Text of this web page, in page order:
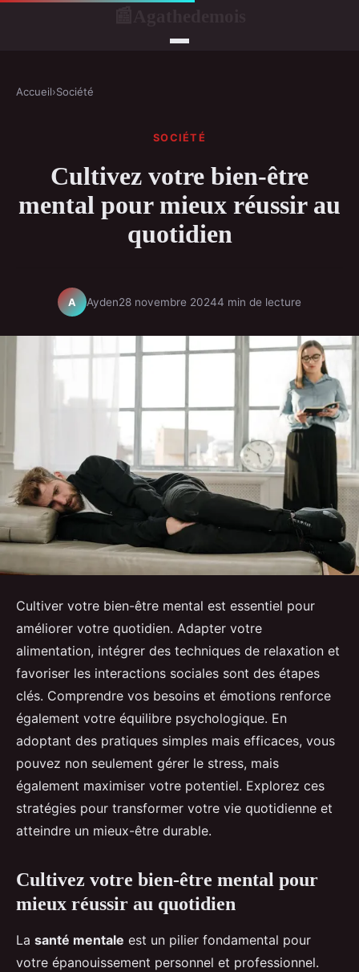
Accueil›Société
SOCIÉTÉ
Cultivez votre bien-être
mental pour mieux réussir au
quotidien
A Ayden28 novembre 20244 min de lecture
Cultiver votre bien-être mental est essentiel pour
améliorer votre quotidien. Adapter votre
alimentation, intégrer des techniques de relaxation et
favoriser les interactions sociales sont des étapes
clés. Comprendre vos besoins et émotions renforce
également votre équilibre psychologique. En
adoptant des pratiques simples mais efficaces, vous
pouvez non seulement gérer le stress, mais
également maximiser votre potentiel. Explorez ces
stratégies pour transformer votre vie quotidienne et
atteindre un mieux-être durable.
Cultivez votre bien-être mental pour
mieux réussir au quotidien
La santé mentale est un pilier fondamental pour
votre épanouissement personnel et professionnel.